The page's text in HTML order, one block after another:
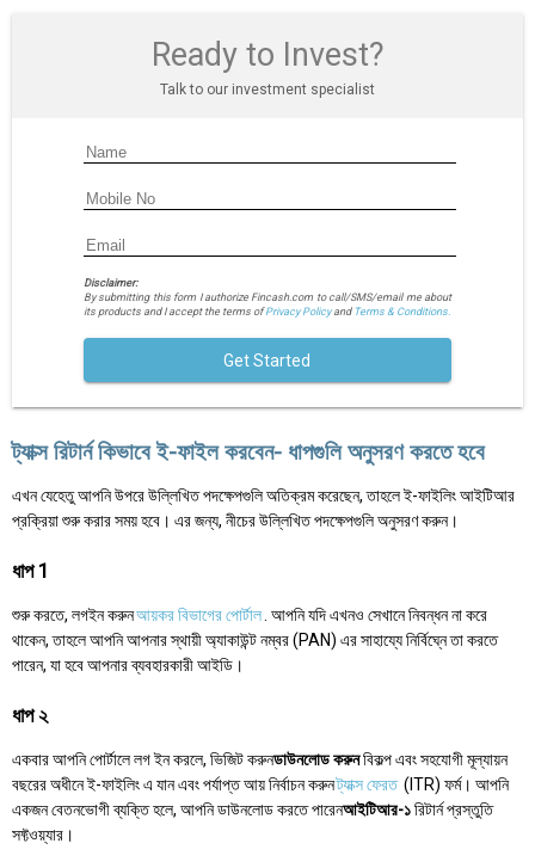
Ready to Invest?
Talk to our investment specialist
Disclaimer:
By submitting this form I authorize Fincash.com to call/SMS/email me about
its products and I accept the terms ofPrivacy Policyand Terms & Conditions.
Get Started
ট্যাক্স রিটার্ন কিভাবে ই-ফাইল করবেন- ধাপগুলি অনুসরণ করতে হবে
এখন যেহেতু আপনি উপরে উল্লিখিত পদক্ষেপগুলি অতিক্রম করেছেন, তাহলে ই-ফাইলিং আইটিআর
প্রক্রিয়া শুরু করার সময় হবে। এর জন্য, নীচের উল্লিখিত পদক্ষেপগুলি অনুসরণ করুন।
ধাপ 1
শুরু করতে, লগইন করুনআয়কর বিভাগের পোর্টাল . আপনি যদি এখনও সেখানে নিবন্ধন না করে
থাকেন, তাহলে আপনি আপনার স্থায়ী অ্যাকাউন্ট নম্বর (PAN) এর সাহায্যে নির্বিঘ্নে তা করতে
পারেন, যা হবে আপনার ব্যবহারকারী আইডি।
ধাপ ২
একবার আপনি পোর্টালে লগ ইন করলে, ভিজিট করুনডাউনলোড করুনবিকল্প এবং সহযোগী মূল্যায়ন
বছরের অধীনে ই-ফাইলিং এ যান এবং পর্যাপ্ত আয় নির্বাচন করুনট্যাক্স ফেরত (ITR) ফর্ম। আপনি
একজন বেতনভোগী ব্যক্তি হলে, আপনি ডাউনলোড করতে পারেনআইটিআর-১রিটার্ন প্রস্তুতি
সফ্টওয়্যার।